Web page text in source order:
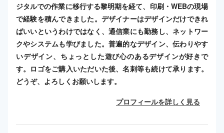
ジタルでの作業に移行する黎明期を経て、印刷・WEBの現場
で経験を積んできました。デザイナーはデザインだけできれ
ばいいというわけではなく、通信業にも勤務し、ネットワー
クやシステムも学びました。普遍的なデザイン、伝わりやす
いデザイン、ちょっとした遊び心のあるデザインが好きで
す。ロゴをご購入いただいた後、名刺等も続けて承ります。
どうぞ、よろしくお願いします。
プロフィールを詳しく見る